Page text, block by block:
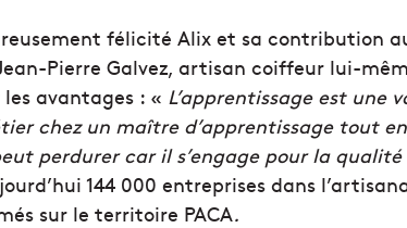
félicité Alix et sa contribution
Pierre Galvez, artisan coiffeur lui-
avantages : « L’apprentissage est une
chez un maître d’apprentissage tout
perdurer car il s’engage pour la qualité
144 000 entreprises dans
sur le territoire PACA.